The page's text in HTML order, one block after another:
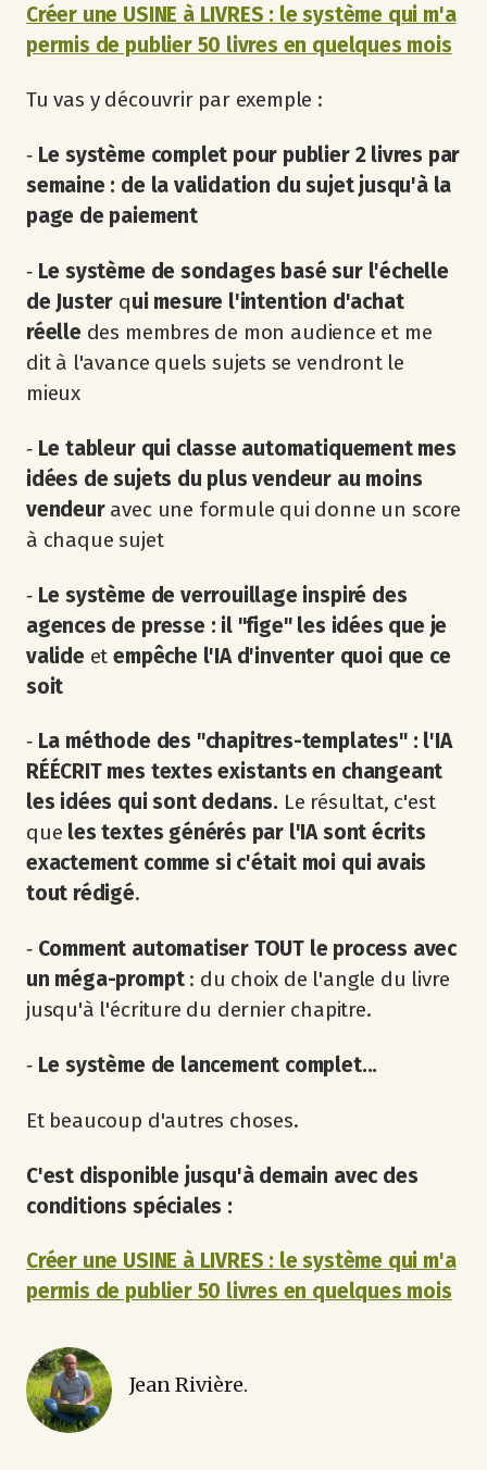
Créer une USINE à LIVRES : le système qui m'a
permis de publier 50 livres en quelques mois
Tu vas y découvrir par exemple :
‐ Le système complet pour publier 2 livres par
semaine : de la validation du sujet jusqu'à la
page de paiement
‐ Le système de sondages basé sur l'échelle
de Juster qui mesure l'intention d'achat
réelle des membres de mon audience et me
dit à l'avance quels sujets se vendront le
mieux
‐ Le tableur qui classe automatiquement mes
idées de sujets du plus vendeur au moins
vendeuravec une formule qui donne un score
à chaque sujet
‐ Le système de verrouillage inspiré des
agences de presse : il "fige" les idées que je
valide et empêche l'IA d'inventer quoi que ce
soit
‐ La méthode des "chapitres-templates" : l'IA
RÉÉCRIT mes textes existants en changeant
les idées qui sont dedans. Le résultat, c'est
que les textes générés par l'IA sont écrits
exactement comme si c'était moi qui avais
tout rédigé.
‐ Comment automatiser TOUT le process avec
un méga-prompt: du choix de l'angle du livre
jusqu'à l'écriture du dernier chapitre.
‐ Le système de lancement complet...
Et beaucoup d'autres choses.
C'est disponible jusqu'à demain avec des
conditions spéciales :
Créer une USINE à LIVRES : le système qui m'a
permis de publier 50 livres en quelques mois
Jean Rivière.